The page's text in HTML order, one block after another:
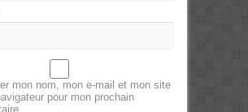
mon nom, mon e-mail et mon site
pour mon prochain